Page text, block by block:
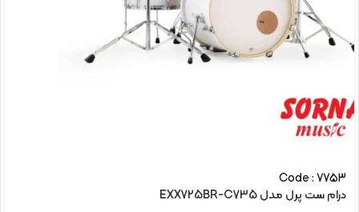
Code : 7753
درام ست پرل مدل EXX725BR-C735